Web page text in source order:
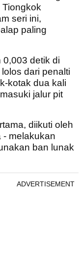
Tiongkok
seri ini,
paling
detik di
dari penalti
kotak dua kali
jalur pit
diikuti oleh
- melakukan
ban lunak
ADVERTISEMENT